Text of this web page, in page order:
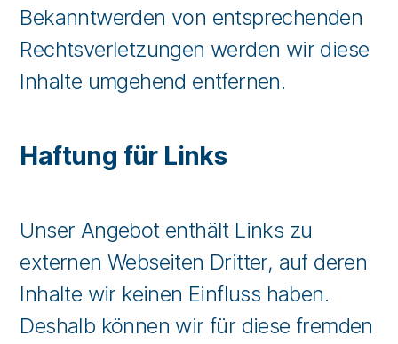
Bekanntwerden von entsprechenden
Rechtsverletzungen werden wir diese
Inhalte umgehend entfernen.
Haftung für Links
Unser Angebot enthält Links zu
externen Webseiten Dritter, auf deren
Inhalte wir keinen Einfluss haben.
Deshalb können wir für diese fremden